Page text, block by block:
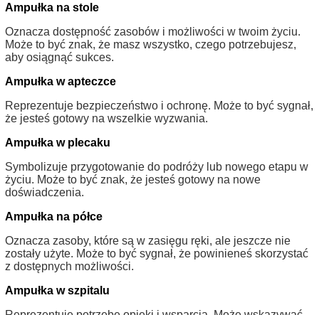
Ampułka na stole
Oznacza dostępność zasobów i możliwości w twoim życiu.
Może to być znak, że masz wszystko, czego potrzebujesz,
aby osiągnąć sukces.
Ampułka w apteczce
Reprezentuje bezpieczeństwo i ochronę. Może to być sygnał,
że jesteś gotowy na wszelkie wyzwania.
Ampułka w plecaku
Symbolizuje przygotowanie do podróży lub nowego etapu w
życiu. Może to być znak, że jesteś gotowy na nowe
doświadczenia.
Ampułka na półce
Oznacza zasoby, które są w zasięgu ręki, ale jeszcze nie
zostały użyte. Może to być sygnał, że powinieneś skorzystać
z dostępnych możliwości.
Ampułka w szpitalu